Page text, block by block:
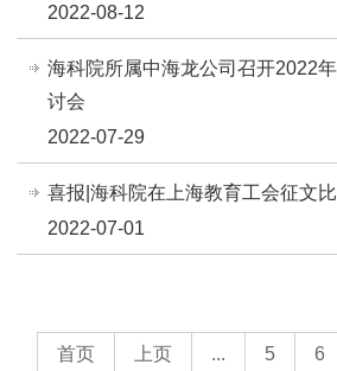
2022-08-12
海科院所属中海龙公司召开2022
讨会
2022-07-29
喜报|海科院在上海教育工会征文
2022-07-01
首页 上页 ... 5 6